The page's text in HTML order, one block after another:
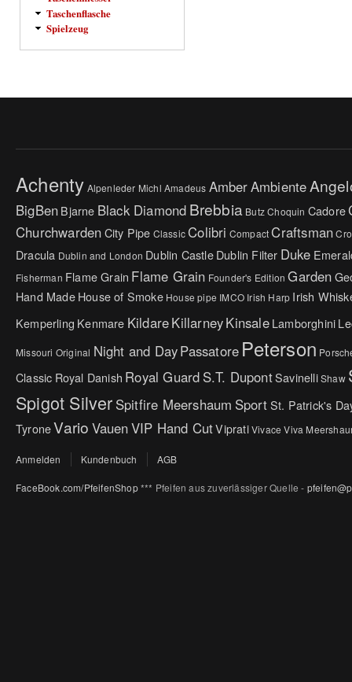
Taschenflasche
Spielzeug
Achenty Alpenleder Michl Amadeus AmberAmbiente
BigBenBjarne Black Diamond Brebbia Butz Choquin Cadore
ChurchwardenCity Pipe ClassicColibri Compact Craftsman
Dracula Dublin and London Dublin CastleDublin Filter Duke
Fisherman Flame Grain Flame Grain Founder's Edition Garden
Hand MadeHouse of Smoke House pipe IMCO Irish Harp Irish
Kemperling Kenmare KildareKillarneyKinsaleLamborghini
Missouri Original Night and DayPassatore Peterson
Classic Royal Danish Royal Guard S.T. DupontSavinelliShaw
Spigot Silver Spitfire Meershaum SportSt. Patrick's
TyroneVario VauenVIP Hand CutVipratiVivace Viva
Anmelden Kundenbuch AGB
FaceBook.com/PfeifenShop*** Pfeifen aus zuverlässiger Quelle -